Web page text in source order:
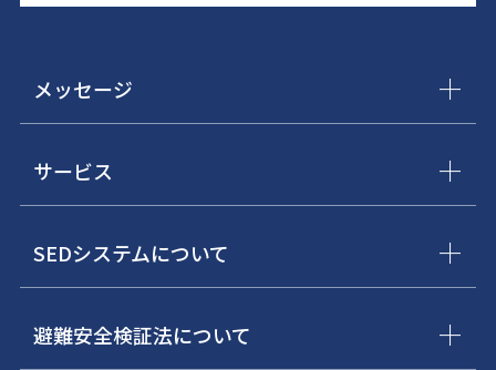
メッセージ
サービス
SEDシステムについて
避難安全検証法について